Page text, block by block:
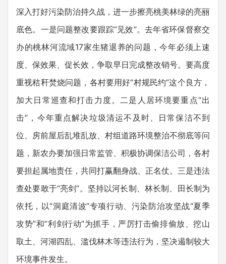
深入打好污染防治持久战，进一步擦亮桃美林绿的亮丽
底色。一是问题整改要跟踪“见效”。去年省环保督察交
办的桃林河流域17家生猪退养的问题，今年必须上速
度、保效果、促长效，争取早日完成整改销号。要高度
重视秸秆焚烧问题，各村要用好“村规民约”这个良方，
加大日常巡查和打击力度。二是人居环境要重点“出
击”，今年重点解决垃圾清运不及时、日常保洁不到
位、房前屋后乱堆乱放、村组道路环境整治不彻底等问
题，新农办要加强日常监管、积极协调保洁公司，各村
要担起属地责任，共同打赢翻身战、正名仗。三是违法
查处要敢于“亮剑”。坚持以河长制、林长制、田长制为
依托，以“洞庭清波”专项行动、污染防治攻坚战“夏季
攻势”和“利剑行动”为抓手，严厉打击偷排偷放、挖山
取土、河湖四乱、滥伐林木等违法行为，坚决遏制较大
环境事件发生。